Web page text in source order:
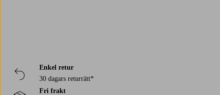
Enkel retur
30 dagars returrätt*
Fri frakt